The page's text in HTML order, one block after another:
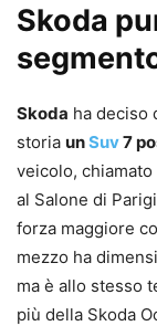
Skoda
Skoda ha deciso
storia unSuv7
veicolo,
al Salone di
forza maggiore
mezzo ha
ma è allo stesso
più della Skoda